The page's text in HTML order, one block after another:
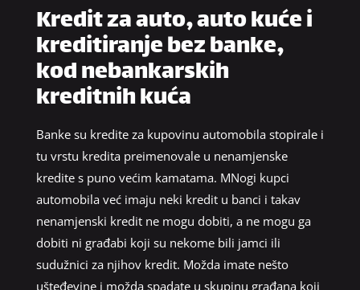
Kredit za auto, auto kuće i
kreditiranje bez banke,
kod nebankarskih
kreditnih kuća
Banke su kredite za kupovinu automobila stopirale i
tu vrstu kredita preimenovale u nenamjenske
kredite s puno većim kamatama. MNogi kupci
automobila već imaju neki kredit u banci i takav
nenamjenski kredit ne mogu dobiti, a ne mogu ga
dobiti ni građabi koji su nekome bili jamci ili
sudužnici za njihov kredit. Možda imate nešto
ušteđevine i možda spadate u skupinu građana koji